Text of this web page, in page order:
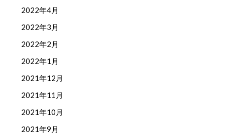
2022年4月
2022年3月
2022年2月
2022年1月
2021年12月
2021年11月
2021年10月
2021年9月